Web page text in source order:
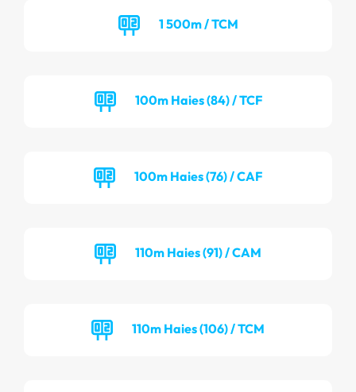
1 500m / TCM
100m Haies (84) / TCF
100m Haies (76) / CAF
110m Haies (91) / CAM
110m Haies (106) / TCM